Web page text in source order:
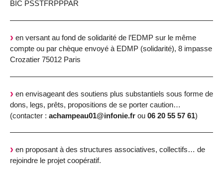
BIC PSSTFRPPPAR
en versant au fond de solidarité de l’EDMP sur le même
compte ou par chèque envoyé à EDMP (solidarité), 8 impasse
Crozatier 75012 Paris
en envisageant des soutiens plus substantiels sous forme de
dons, legs, prêts, propositions de se porter caution…
(contacter : achampeau01@infonie.fr ou 06 20 55 57 61)
en proposant à des structures associatives, collectifs… de
rejoindre le projet coopératif.